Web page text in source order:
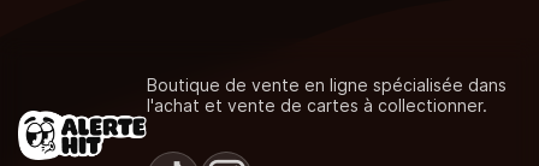
Boutique de vente en ligne spécialisée dans
l'achat et vente de cartes à collectionner.